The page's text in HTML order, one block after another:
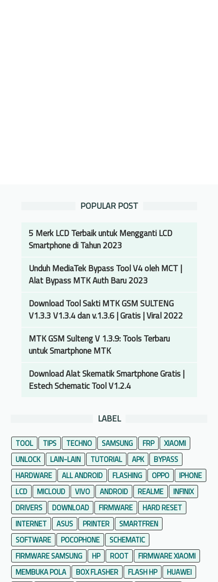
POPULAR POST
5 Merk LCD Terbaik untuk Mengganti LCD
Smartphone di Tahun 2023
Unduh MediaTek Bypass Tool V4 oleh MCT |
Alat Bypass MTK Auth Baru 2023
Download Tool Sakti MTK GSM SULTENG
V1.3.3 V1.3.4 dan v.1.3.6 | Gratis | Viral 2022
MTK GSM Sulteng V 1.3.9: Tools Terbaru
untuk Smartphone MTK
Download Alat Skematik Smartphone Gratis |
Estech Schematic Tool V1.2.4
LABEL
TOOL TIPS TECHNO SAMSUNG FRP
XIAOMI
UNLOCK
LAIN-LAIN TUTORIAL APK
BYPASS
HARDWARE
ALL ANDROID FLASHING OPPO
IPHONE
LCD
MICLOUD VIVO ANDROID REALME
INFINIX
DRIVERS
DOWNLOAD FIRMWARE
HARD RESET
INTERNET
ASUS PRINTER
SMARTFREN
SOFTWARE
POCOPHONE
SCHEMATIC
FIRMWARE SAMSUNG
HP ROOT
FIRMWARE XIAOMI
MEMBUKA POLA
BOX FLASHER FLASH HP
HUAWEI